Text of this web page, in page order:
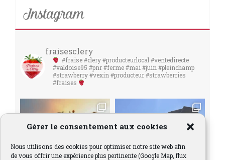
Gérer le consentement aux cookies
Nous utilisons des cookies pour optimiser notre site web afin
de vous offrir une expérience plus pertinente (Google Map, flux
Instagram
fraisesclery
#fraise #clery #producteurlocal #ventedirecte
#valdoise95 #pnr #ferme #mai #juin #pleinchamp
#strawberry #vexin #producteur #strawberries
#fraises